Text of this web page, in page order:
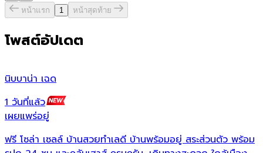
หน้าแรก 1 หน้าสุดท้าย
โพสต์อัปเดต
นิบบาน่า เฉด
1 วันที่แล้ว
เผยแพร่อยู่
ฟรี โซล่า เซลล์ บ้านสวยทำเลดี บ้านพร้อมอยู่ สระส่วนตัว พร้อม